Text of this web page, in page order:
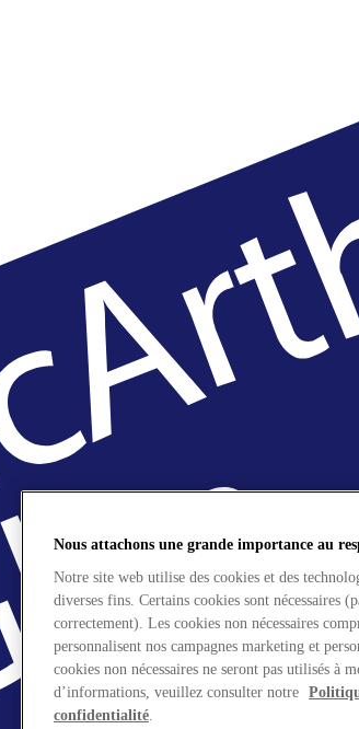
Nous attachons une grande importance au
Notre site web utilise des cookies et des
diverses fins. Certains cookies sont nécessaires
correctement). Les cookies non nécessaires
personnalisent nos campagnes marketing et
cookies non nécessaires ne seront pas utilisés à
d’informations, veuillez consulter notre
confidentialité.